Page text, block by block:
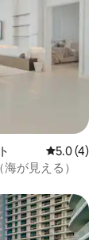
レビュー4
5.0 (4)
が見える）